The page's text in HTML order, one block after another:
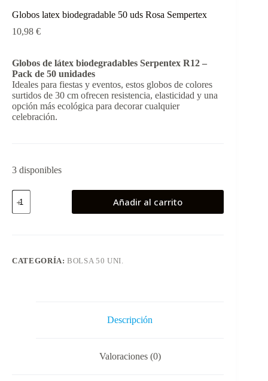
Globos latex biodegradable 50 uds Rosa Sempertex
10,98 €
Globos de látex biodegradables Serpentex R12 –
Pack de 50 unidades
Ideales para fiestas y eventos, estos globos de colores
surtidos de 30 cm ofrecen resistencia, elasticidad y una
opción más ecológica para decorar cualquier
celebración.
3 disponibles
Globos
latex
biodegradable
cantidad
Añadir al carrito
CATEGORÍA:BOLSA 50 UNI.
Descripción
Valoraciones (0)